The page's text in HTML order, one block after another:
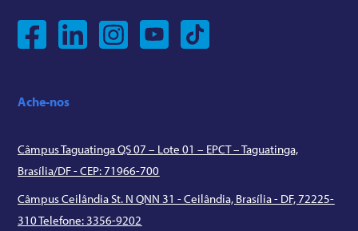
Ache-nos
Câmpus Taguatinga QS 07 – Lote 01 – EPCT – Taguatinga,
Brasília/DF - CEP: 71966-700
Câmpus Ceilândia St. N QNN 31 - Ceilândia, Brasília - DF, 72225-
310 Telefone: 3356-9202